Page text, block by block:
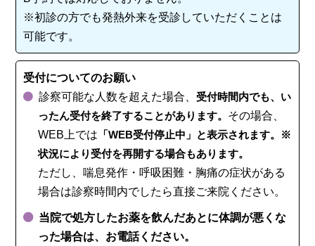
※初診の方でも発熱外来を受診していただくことは
可能です。
受付についてのお願い
診察可能な人数を超えた場合、 受付時間内でも、い
ったん受付を終了することがあります。 その場合、
WEB上では 「WEB受付停止中」と表示されます。※
状況により受付を再開する場合もあります。
ただし、喘息発作・呼吸困難・胸痛の症状がある
場合は診察時間内でしたら直接ご来院ください。
当院で処方したお薬を飲んだあとに体調が悪くな
った場合は、お電話ください。